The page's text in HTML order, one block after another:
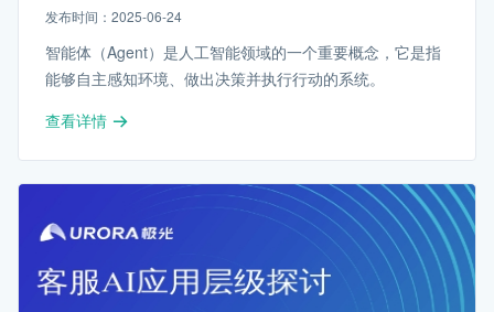
发布时间：2025-06-24
智能体（Agent）是人工智能领域的一个重要概念，它是指
能够自主感知环境、做出决策并执行行动的系统。
查看详情